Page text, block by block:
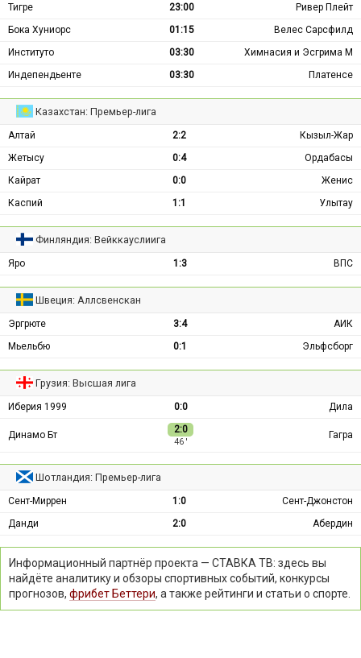
Тигре 23:00
Ривер Плейт
Бока Хуниорс
01:15
Велес Сарсфилд
Институто
03:30
Химнасия и Эсгрима М
Индепендьенте
03:30 Платенсе
Казахстан: Премьер-лига
Алтай 2:2
Кызыл-Жар
Жетысу
0:4
Ордабасы
Кайрат
0:0
Женис
Каспий
1:1 Улытау
Финляндия: Вейккауслиига
Яро 1:3 ВПС
Швеция: Аллсвенскан
Эргрюте 3:4
АИК
Мьельбю
0:1 Эльфсборг
Грузия: Высшая лига
Иберия 1999 0:0 Дила
Динамо Бт 2:0
46 ′
Гагра
Шотландия: Премьер-лига
Сент-Миррен 1:0
Сент-Джонстон
Данди
2:0 Абердин
Информационный партнёр проекта — СТАВКА ТВ: здесь вы
найдёте аналитику и обзоры спортивных событий, конкурсы
прогнозов, фрибет Беттери, а также рейтинги и статьи о спорте.